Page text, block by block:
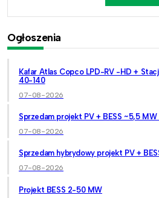
Ogłoszenia
Kafar Atlas Copco LPD-RV -HD +
40-140
07-08-2026
Sprzedam projekt PV + BESS ~5,5
07-08-2026
Sprzedam hybrydowy projekt PV +
07-08-2026
Projekt BESS 2-50 MW